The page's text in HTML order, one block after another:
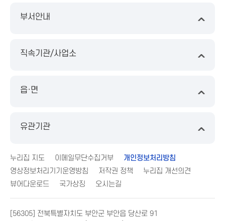
부서안내
직속기관/사업소
읍·면
유관기관
누리집 지도 이메일무단수집거부
개인정보처리방침
영상정보처리기기운영방침
저작권 정책
누리집 개선의견
뷰어다운로드
국가상징 오시는길
[56305] 전북특별자치도 부안군 부안읍 당산로 91